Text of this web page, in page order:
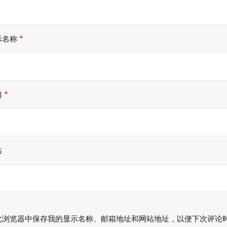
名称 *
*
浏览器中保存我的显示名称、邮箱地址和网站地址，以便下次评论